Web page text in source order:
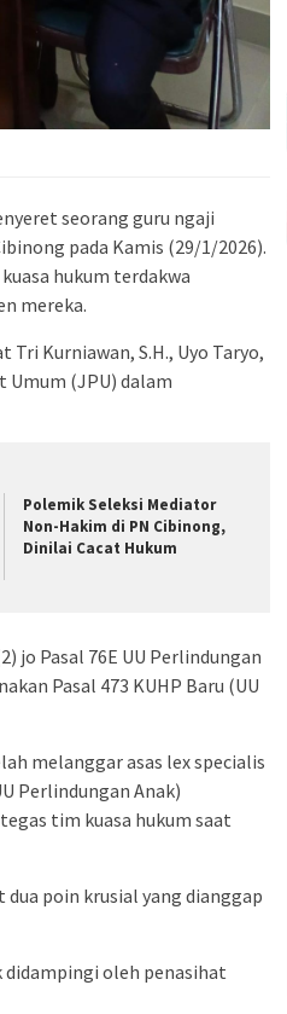
seorang guru ngaji
pada Kamis (29/1/2026).
hukum terdakwa
mereka.
Kurniawan, S.H., Uyo Taryo,
Umum (JPU) dalam
Polemik Seleksi Mediator
Non-Hakim di PN Cibinong,
Dinilai Cacat Hukum
jo Pasal 76E UU Perlindungan
Pasal 473 KUHP Baru (UU
melanggar asas lex specialis
Perlindungan Anak)
tim kuasa hukum saat
poin krusial yang dianggap
didampingi oleh penasihat